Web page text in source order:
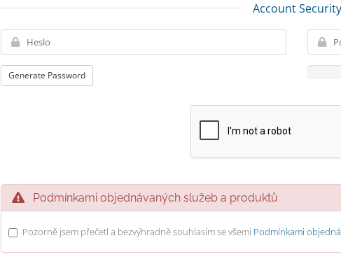
Account Security
Generate Password
Podmínkami objednávaných služeb a produktů
Pozorně jsem přečetl a bezvýhradně souhlasím se všemi Podmínkami